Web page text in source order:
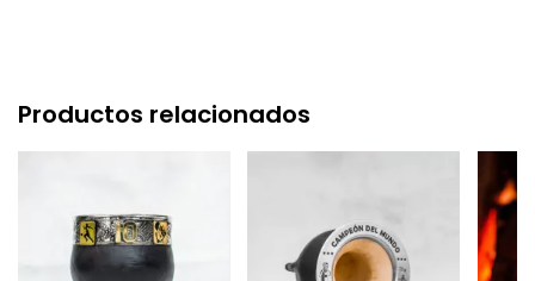
Productos relacionados